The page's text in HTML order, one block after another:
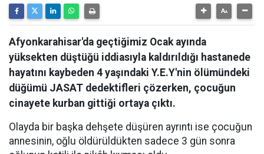
Afyonkarahisar'da geçtiğimiz Ocak ayında
yüksekten düştüğü iddiasıyla kaldırıldığı hastanede
hayatını kaybeden 4 yaşındaki Y.E.Y'nin ölümündeki
düğümü JASAT dedektifleri çözerken, çocuğun
cinayete kurban gittiği ortaya çıktı.
Olayda bir başka dehşete düşüren ayrıntı ise çocuğun
annesinin, oğlu öldürüldükten sadece 3 gün sonra